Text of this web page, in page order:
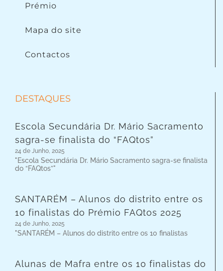
Prémio
Mapa do site
Contactos
DESTAQUES
Escola Secundária Dr. Mário Sacramento
sagra-se finalista do “FAQtos”
24 de Junho, 2025
"Escola Secundária Dr. Mário Sacramento sagra-se finalista
do “FAQtos”"
SANTARÉM – Alunos do distrito entre os
10 finalistas do Prémio FAQtos 2025
24 de Junho, 2025
"SANTARÉM – Alunos do distrito entre os 10 finalistas
Alunas de Mafra entre os 10 finalistas do